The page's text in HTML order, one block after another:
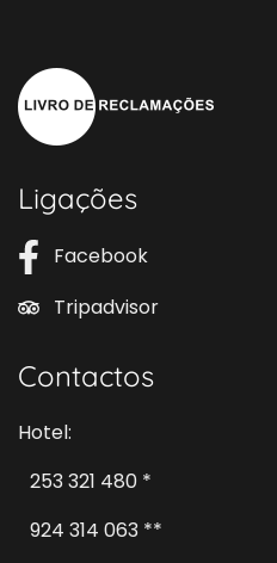
Ligações
Facebook
Tripadvisor
Contactos
Hotel:
253 321 480 *
924 314 063 **